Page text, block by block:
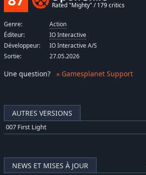
AUTRES VERSIONS
007 First Light
NEWS ET MISES À JOUR
Rated "Mighty" / 179 critics
Genre:
Action
Éditeur:
IO Interactive
Développeur:
IO Interactive A/S
Sortie:
27.05.2026
Une question? » Gamesplanet Support